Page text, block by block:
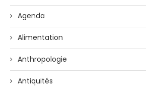
Agenda
Alimentation
Anthropologie
Antiquités